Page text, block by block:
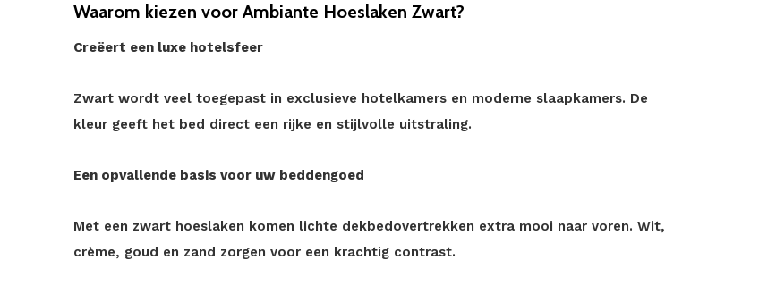
Waarom kiezen voor Ambiante Hoeslaken Zwart?
Creëert een luxe hotelsfeer
Zwart wordt veel toegepast in exclusieve hotelkamers en moderne slaapkamers. De
kleur geeft het bed direct een rijke en stijlvolle uitstraling.
Een opvallende basis voor uw beddengoed
Met een zwart hoeslaken komen lichte dekbedovertrekken extra mooi naar voren. Wit,
crème, goud en zand zorgen voor een krachtig contrast.